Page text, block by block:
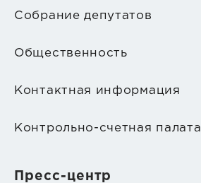
Собрание депутатов
Общественность
Контактная информация
Контрольно-счетная палата
Пресс-центр